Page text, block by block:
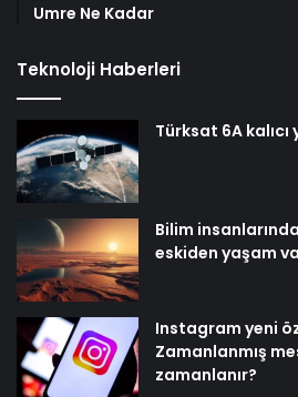
Umre Ne Kadar
Teknoloji Haberleri
Türksat 6A
Bilim
eskiden yaşam
Instagram yeni
Zamanlanmış
zamanlanır?